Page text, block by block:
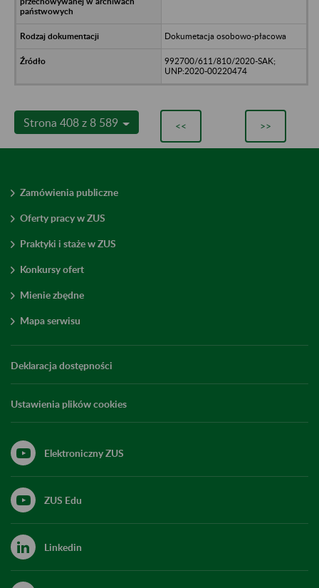
Dokumetacja osobowo-płacowa
992700/611/810/2020-SAK;
UNP:2020-00220474
Strona 408 z 8 589 << >>
Zamówienia publiczne
Oferty pracy w ZUS
Praktyki i staże w ZUS
Konkursy ofert
Mienie zbędne
Mapa serwisu
Deklaracja dostępności
Ustawienia plików cookies
Elektroniczny ZUS
ZUS Edu
Linkedin